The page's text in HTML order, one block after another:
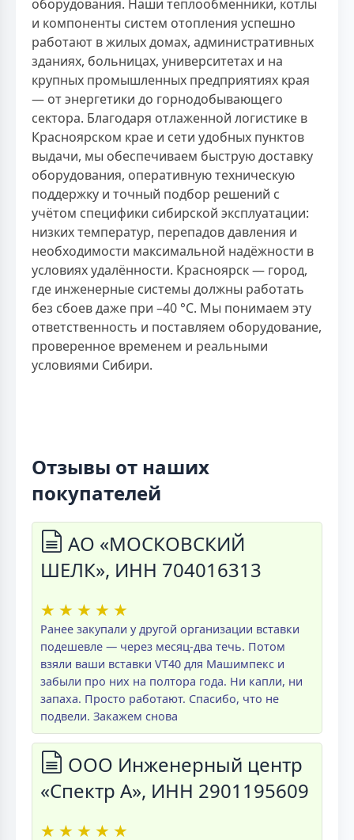
оборудования. Наши теплообменники, котлы
и компоненты систем отопления успешно
работают в жилых домах, административных
зданиях, больницах, университетах и на
крупных промышленных предприятиях края
— от энергетики до горнодобывающего
сектора. Благодаря отлаженной логистике в
Красноярском крае и сети удобных пунктов
выдачи, мы обеспечиваем быструю доставку
оборудования, оперативную техническую
поддержку и точный подбор решений с
учётом специфики сибирской эксплуатации:
низких температур, перепадов давления и
необходимости максимальной надёжности в
условиях удалённости. Красноярск — город,
где инженерные системы должны работать
без сбоев даже при –40 °C. Мы понимаем эту
ответственность и поставляем оборудование,
проверенное временем и реальными
условиями Сибири.
Отзывы от наших
покупателей
АО «МОСКОВСКИЙ
ШЕЛК», ИНН 704016313
★ ★ ★ ★ ★
Ранее закупали у другой организации вставки
подешевле — через месяц-два течь. Потом
взяли ваши вставки VT40 для Машимпекс и
забыли про них на полтора года. Ни капли, ни
запаха. Просто работают. Спасибо, что не
подвели. Закажем снова
ООО Инженерный центр
«Спектр А», ИНН 2901195609
★ ★ ★ ★ ★